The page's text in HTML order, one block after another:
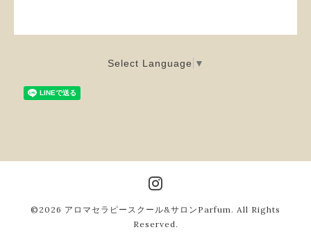
Select Language ▼
©2026 アロマセラピースクール&サロンParfum . All Rights
Reserved.